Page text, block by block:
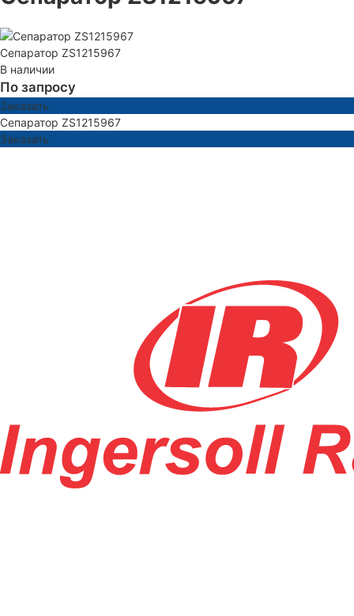
Сепаратор ZS1215967
В наличии
По запросу
Заказать
Сепаратор ZS1215967
Заказать